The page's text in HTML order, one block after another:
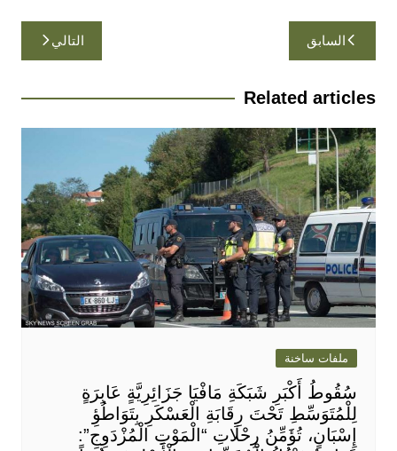
تصفّح
المقالات
السابق التالي
Related articles
ملفات ساخنة
سُقُوطُ أَكْبَرِ شَبَكَةِ مَافْيَا جَزَائِرِيَّةٍ عَابِرَةٍ
لِلْمُتَوَسِّطِ تَحْتَ رِقَابَةِ الْعَسْكَرِ بِتَوَاطُؤِ
إِسْبَانٍ، تُؤَمِّنُ رِحْلَاتِ “الْمَوْتِ الْمُزْدَوِجِ”: